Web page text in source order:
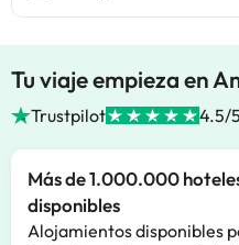
Tu viaje empieza en
Trustpilot 4.5/5
Más de 1.000.000
disponibles
Alojamientos disponibles